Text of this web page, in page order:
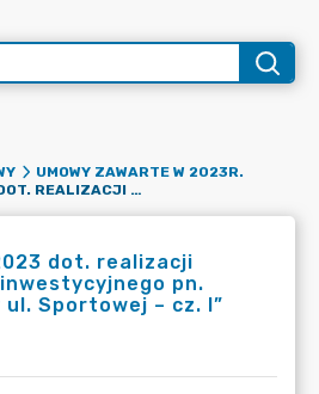
UMOWY ZAWARTE W 2023R.
UMOWA NR 682/2023 DOT. REALIZACJI PRZEDSIĘWZIĘCIA INWESTYCYJNEGO PN. „REMONT DROGI W UL. SPORTOWEJ – CZ. I”
dot. realizacji
pn.
Sportowej – cz. I”